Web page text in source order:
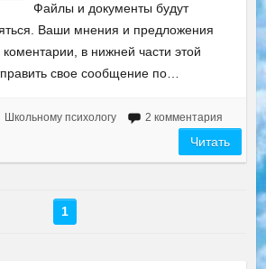
Файлы и документы будут
Ваши мнения и предложения
коментарии, в нижней части этой
свое сообщение по…
Школьному психологу 2 комментария
Читать
1